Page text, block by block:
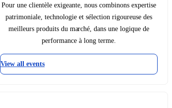
Pour une clientèle exigeante, nous combinons expertise
patrimoniale, technologie et sélection rigoureuse des
meilleurs produits du marché, dans une logique de
performance à long terme.
View all events